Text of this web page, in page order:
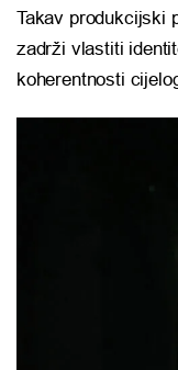
Takav produkcijski
zadrži vlastiti
koherentnosti